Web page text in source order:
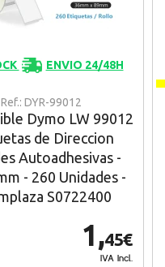
ENVIO 24/48H
Ref.: DYR-99012
Dymo LW 99012
de Direccion
Autoadhesivas -
- 260 Unidades -
S0722400
1,45€
IVA Incl.